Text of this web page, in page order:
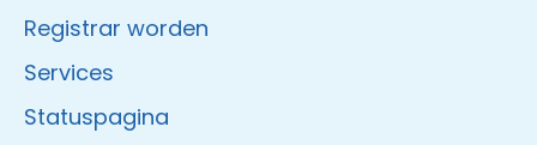
Registrar worden
Services
Statuspagina